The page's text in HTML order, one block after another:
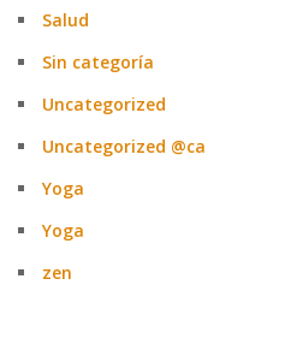
Salud
Sin categoría
Uncategorized
Uncategorized @ca
Yoga
Yoga
zen